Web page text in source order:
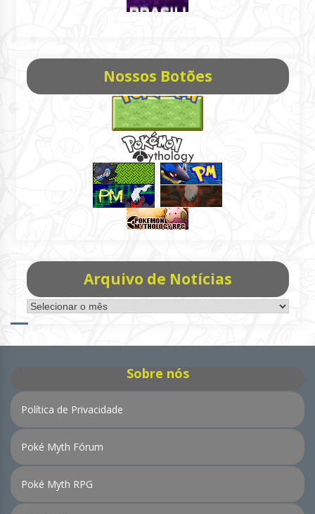
Nossos Botões
Arquivo de Notícias
Arquivo
de
Sobre nós
Política de Privacidade
Poké Myth Fórum
Poké Myth RPG